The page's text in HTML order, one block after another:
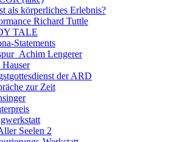
als körperliches Erlebnis?
Richard Tuttle
TALE
Statements
Lengerer
der ARD
zur Zeit
Seelen 2